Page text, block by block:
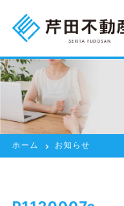
売りたい
貸したい方
借りたい
ホーム お知らせ